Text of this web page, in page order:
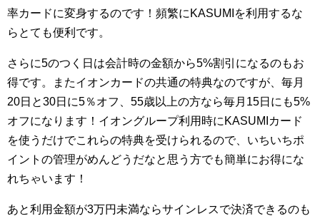
率カードに変身するのです！頻繁にKASUMIを利用するな
らとても便利です。
さらに5のつく日は会計時の金額から5%割引になるのもお
得です。またイオンカードの共通の特典なのですが、毎月
20日と30日に5％オフ、55歳以上の方なら毎月15日にも5%
オフになります！イオングループ利用時にKASUMIカード
を使うだけでこれらの特典を受けられるので、いちいちポ
イントの管理がめんどうだなと思う方でも簡単にお得にな
れちゃいます！
あと利用金額が3万円未満ならサインレスで決済できるのも